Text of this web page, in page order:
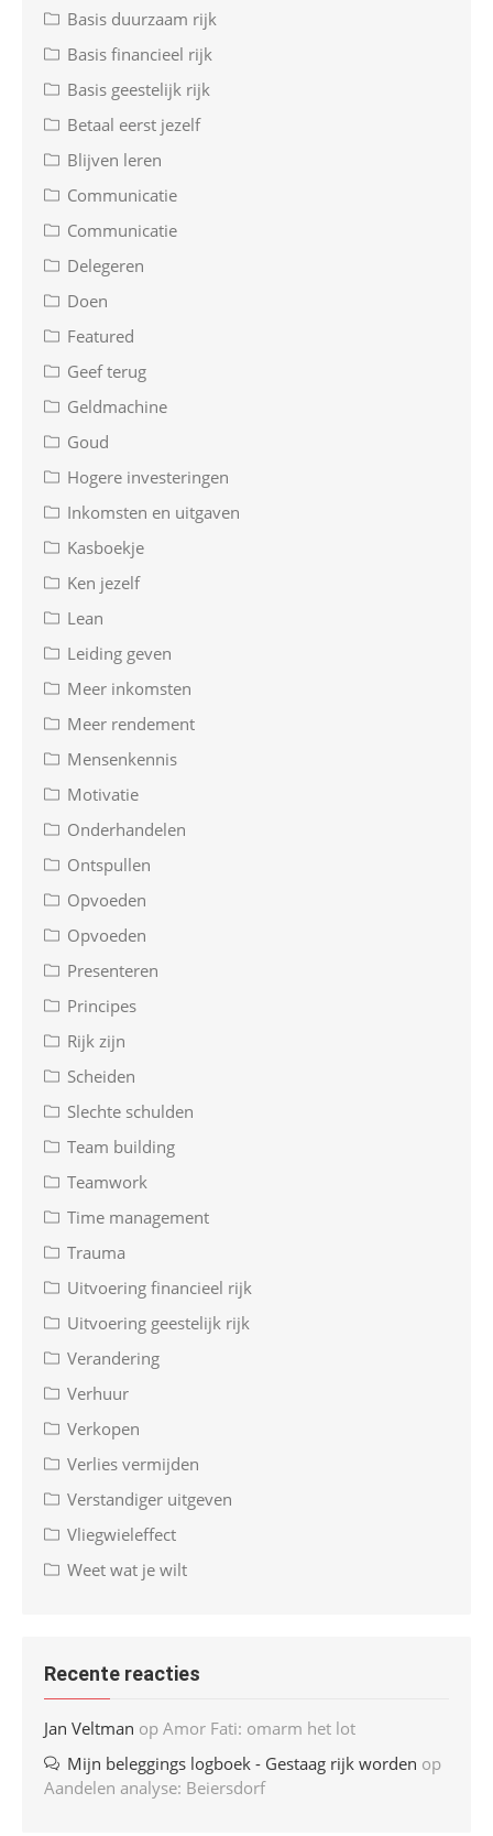
Basis duurzaam rijk
Basis financieel rijk
Basis geestelijk rijk
Betaal eerst jezelf
Blijven leren
Communicatie
Communicatie
Delegeren
Doen
Featured
Geef terug
Geldmachine
Goud
Hogere investeringen
Inkomsten en uitgaven
Kasboekje
Ken jezelf
Lean
Leiding geven
Meer inkomsten
Meer rendement
Mensenkennis
Motivatie
Onderhandelen
Ontspullen
Opvoeden
Opvoeden
Presenteren
Principes
Rijk zijn
Scheiden
Slechte schulden
Team building
Teamwork
Time management
Trauma
Uitvoering financieel rijk
Uitvoering geestelijk rijk
Verandering
Verhuur
Verkopen
Verlies vermijden
Verstandiger uitgeven
Vliegwieleffect
Weet wat je wilt
Recente reacties
Jan Veltman op Amor Fati: omarm het lot
Mijn beleggings logboek - Gestaag rijk worden op
Aandelen analyse: Beiersdorf